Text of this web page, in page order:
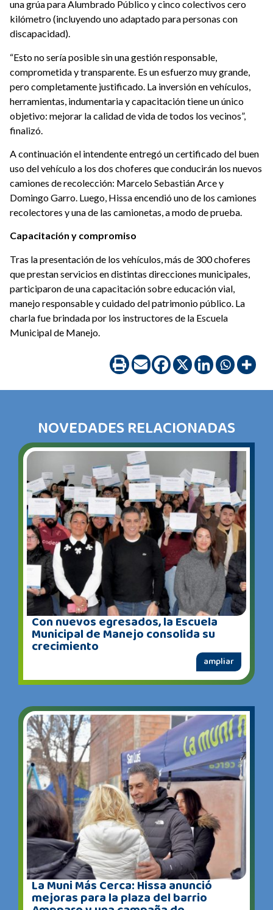
una grúa para Alumbrado Público y cinco colectivos cero
kilómetro (incluyendo uno adaptado para personas con
discapacidad).
“Esto no sería posible sin una gestión responsable,
comprometida y transparente. Es un esfuerzo muy grande,
pero completamente justificado. La inversión en vehículos,
herramientas, indumentaria y capacitación tiene un único
objetivo: mejorar la calidad de vida de todos los vecinos”,
finalizó.
A continuación el intendente entregó un certificado del buen
uso del vehículo a los dos choferes que conducirán los nuevos
camiones de recolección: Marcelo Sebastián Arce y
Domingo Garro. Luego, Hissa encendió uno de los camiones
recolectores y una de las camionetas, a modo de prueba.
Capacitación y compromiso
Tras la presentación de los vehículos,más de 300 choferes
que prestan servicios en distintas direcciones municipales,
participaron de una capacitación sobre educación vial,
manejo responsable y cuidado del patrimonio público. La
charla fue brindada por los instructores de la Escuela
Municipal de Manejo.
NOVEDADES RELACIONADAS
Con nuevos egresados, la Escuela
Municipal de Manejo consolida su
crecimiento
ampliar
La Muni Más Cerca: Hissa anunció
mejoras para la plaza del barrio